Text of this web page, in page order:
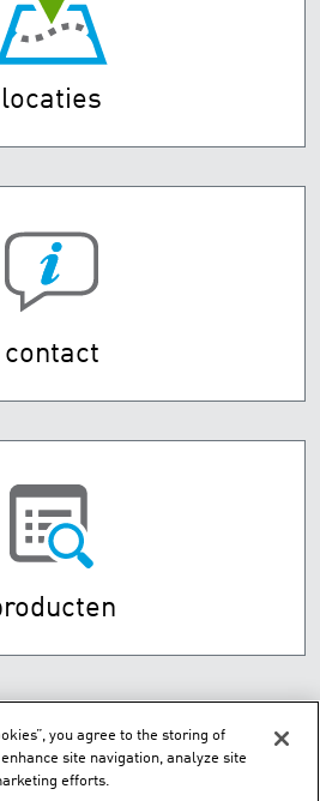
locaties
contact
you agree to the storing of
site navigation, analyze site
efforts.